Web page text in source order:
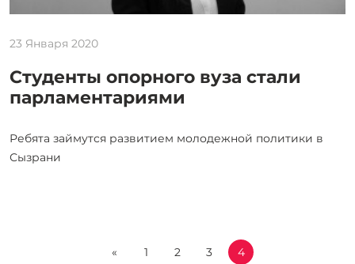
23 Января 2020
Студенты опорного вуза стали
парламентариями
Ребята займутся развитием молодежной политики в
Сызрани
« 1 2 3 4